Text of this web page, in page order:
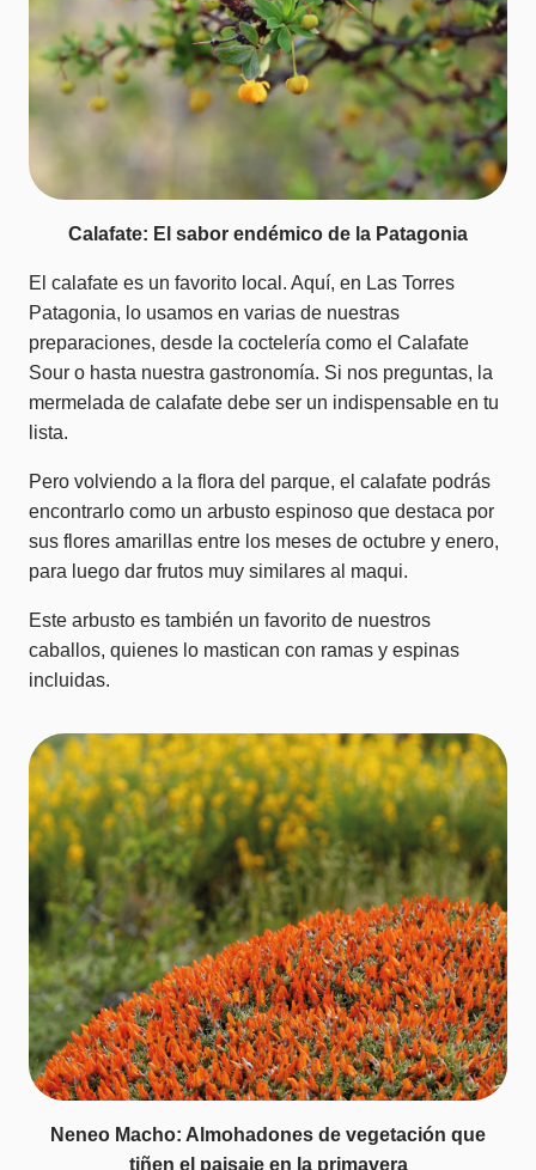
Calafate: El sabor endémico de la Patagonia
El calafate es un favorito local. Aquí, en Las Torres
Patagonia, lo usamos en varias de nuestras
preparaciones, desde la coctelería como el Calafate
Sour o hasta nuestra gastronomía. Si nos preguntas, la
mermelada de calafate debe ser un indispensable en tu
lista.
Pero volviendo a la flora del parque, el calafate podrás
encontrarlo como un arbusto espinoso que destaca por
sus flores amarillas entre los meses de octubre y enero,
para luego dar frutos muy similares al maqui.
Este arbusto es también un favorito de nuestros
caballos, quienes lo mastican con ramas y espinas
incluidas.
Neneo Macho: Almohadones de vegetación que
tiñen el paisaje en la primavera